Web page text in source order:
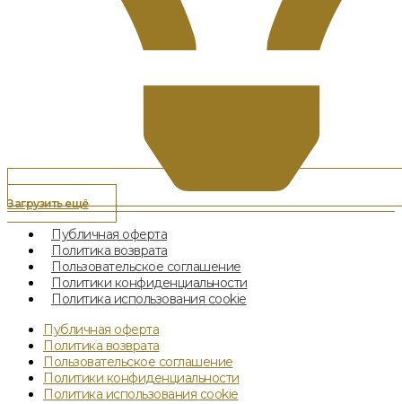
Загрузить ещё
Публичная оферта
Политика возврата
Пользовательское соглашение
Политики конфиденциальности
Политика использования cookie
Публичная оферта
Политика возврата
Пользовательское соглашение
Политики конфиденциальности
Политика использования cookie